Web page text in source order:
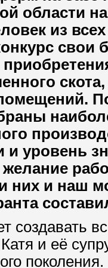
области
из
и уровень
жела­ние
них и наш
создавать
и её